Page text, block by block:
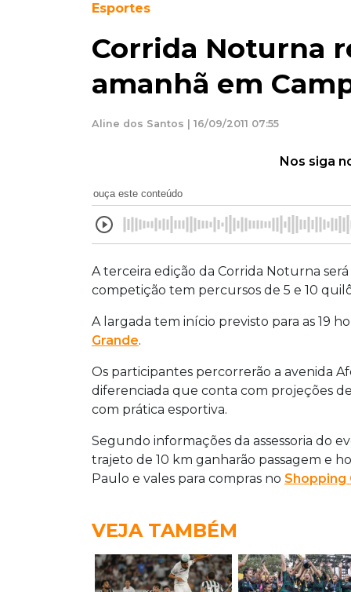
Esportes
Corrida Noturna
amanhã em
Aline dos Santos | 16/09/2011 07:55
Nos siga
ouça este conteúdo
A terceira edição da Corrida Noturna
competição tem percursos de 5 e 10
A largada tem início previsto para as 19
Grande.
Os participantes percorrerão a avenida
diferenciada que conta com projeções
com prática esportiva.
Segundo informações da assessoria do
trajeto de 10 km ganharão passagem e
Paulo e vales para compras no Shopping
VEJA TAMBÉM